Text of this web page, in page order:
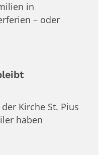
in
– oder
Kirche St. Pius
haben